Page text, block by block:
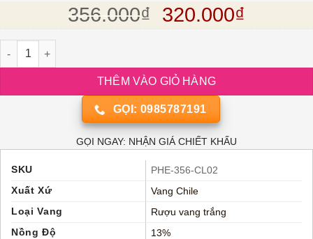
356.000₫ Giá gốc là:
320.000₫
Rượu vang trắng Chile Luis Felipe Edwards Chardonnay số
THÊM VÀO GIỎ HÀNG
GỌI: 0985787191
GỌI NGAY: NHẬN GIÁ CHIẾT KHẤU
SKU
PHE-356-CL02
Xuất Xứ
Vang Chile
Loại Vang
Rượu vang trắng
Nồng Độ
13%